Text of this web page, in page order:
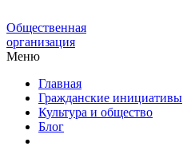
Общественная
организация
Меню
Главная
Гражданские инициативы
Культура и общество
Блог